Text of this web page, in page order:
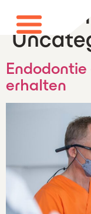
erhalten